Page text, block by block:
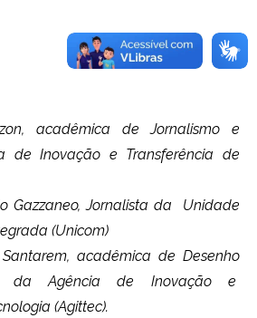
acadêmica de Jornalismo e
de Inovação e Transferência de
Gazzaneo, Jornalista da Unidade
(Unicom)
acadêmica de Desenho
da Agência de Inovação e
(Agittec).